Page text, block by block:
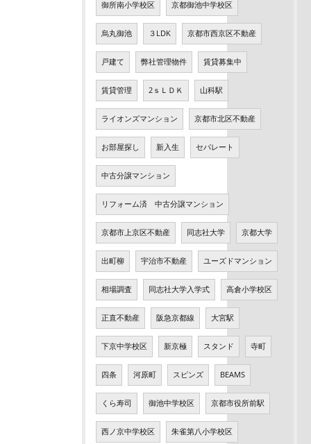
御所南小学校区 京都御池中学校区
烏丸御池 ３LDK 京都市西京区不動産
戸建て 弊社管理物件 賃貸募集中
賃貸管理 2ｓＬＤＫ 山科駅
ライオンズマンション 京都市北区不動産
お部屋探し 新入生 セパレート
中古分譲マンション
リフォーム済 中古分譲マンション
京都市上京区不動産 同志社大学 京都大学
出町柳 宇治市不動産 ユーズドマンション
相場調査 同志社大学入学式 高倉小学校区
正直不動産 阪急京都線 大宮駅
下京中学校区 新京極 スタンド 寺町
四条 河原町 スピンズ BEAMS
くら寿司 御池中学校区 京都市役所前駅
西ノ京中学校区 朱雀第八小学校区